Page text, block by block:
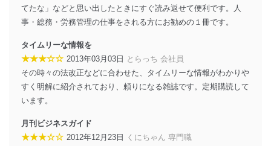
貴殿の個人情報及び当社の個人情報保護マネジメントシ
ステムに関するご相談及び苦情については以下までご連
適切、かつ迅速に対応させていただきます。
係
TEL：0570-200-223
FAX：03-5459-7073
改訂：2025年2月20日
制定：2005年4月1日
てたな」などと思い出したときにすぐ読み返せて便利です。人
事・総務・労務管理の仕事をされる方にお勧めの１冊です。
タイムリーな情報を
★★★☆☆ 2013年03月03日 とらっち 会社員
その時々の法改正などに合わせた、タイムリーな情報がわかりや
すく明解に紹介されており、頼りになる雑誌です。定期購読して
います。
月刊ビジネスガイド
★★★☆☆ 2012年12月23日
くにちゃん 専門職